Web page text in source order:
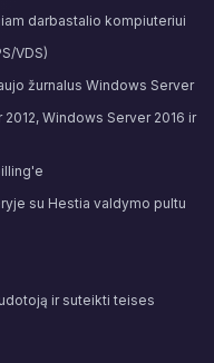
darbastalio kompiuteriui
VDS)
žurnalus Windows Server
Windows Server 2016 ir
su Hestia valdymo pultu
ir suteikti teises